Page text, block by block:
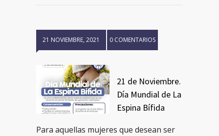
21 NOVIEMBRE, 2021 0 COMENTARIOS
21 de Noviembre.
Día Mundial de La
Espina Bífida
Para aquellas mujeres que desean ser